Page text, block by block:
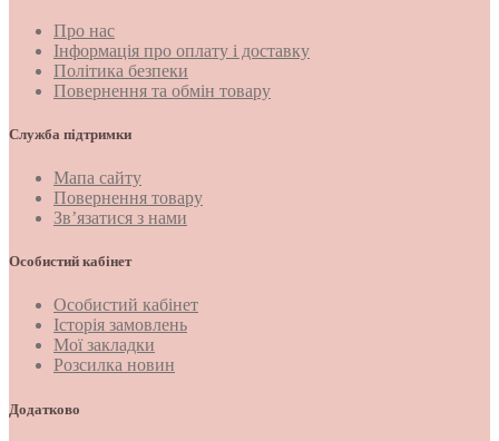
Про нас
Інформація про оплату і доставку
Політика безпеки
Повернення та обмін товару
Служба підтримки
Мапа сайту
Повернення товару
Зв’язатися з нами
Особистий кабінет
Особистий кабінет
Історія замовлень
Мої закладки
Розсилка новин
Додатково